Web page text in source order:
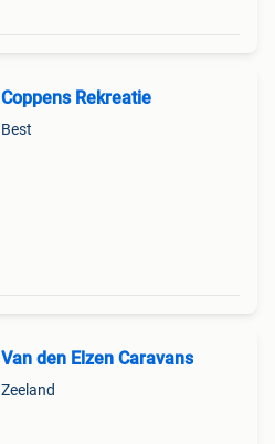
Coppens Rekreatie
Best
Van den Elzen Caravans
Zeeland